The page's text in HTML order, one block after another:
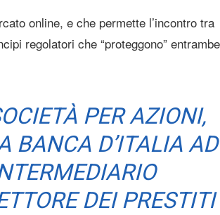
online, e che permette l’incontro tra
regolatori che “proteggono”
PER AZIONI,
BANCA D’ITALIA AD
DEI PRESTITI